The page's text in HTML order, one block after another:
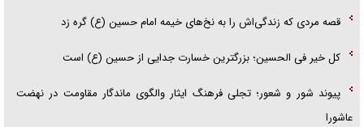
قصه مردی که زندگی‌اش را به نخ‌های خیمه امام حسین (ع) گره زد
کل خیر فی الحسین؛ بزرگترین خسارت جدایی از حسین (ع) است
پیوند شور و شعور؛ تجلی فرهنگ ایثار والگوی ماندگار مقاومت در نهضت
عاشورا